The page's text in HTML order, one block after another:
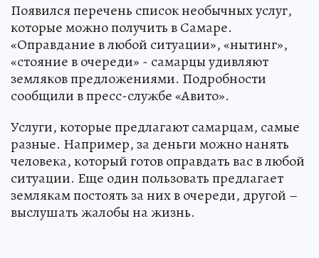
Появился перечень список необычных услуг,
которые можно получить в Самаре.
«Оправдание в любой ситуации», «нытинг»,
«стояние в очереди» - самарцы удивляют
земляков предложениями. Подробности
сообщили в пресс-службе «Авито».
Услуги, которые предлагают самарцам, самые
разные. Например, за деньги можно нанять
человека, который готов оправдать вас в любой
ситуации. Еще один пользовать предлагает
землякам постоять за них в очереди, другой –
выслушать жалобы на жизнь.